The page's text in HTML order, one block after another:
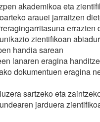
akademikoa eta
arauei jarraitzen
errazten
zientifikoan
handia sarean
lanaren eragina
dokumentuen eragina
sartzeko eta
jarduera